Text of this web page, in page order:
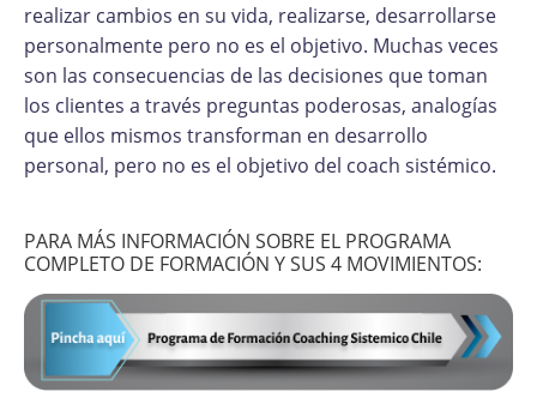
realizar cambios en su vida, realizarse, desarrollarse
personalmente pero no es el objetivo. Muchas veces
son las consecuencias de las decisiones que toman
los clientes a través preguntas poderosas, analogías
que ellos mismos transforman en desarrollo
personal, pero no es el objetivo del coach sistémico.
PARA MÁS INFORMACIÓN SOBRE EL PROGRAMA
COMPLETO DE FORMACIÓN Y SUS 4 MOVIMIENTOS: